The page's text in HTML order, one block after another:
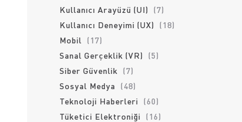
Kullanıcı Arayüzü (UI)
(7)
Kullanıcı Deneyimi (UX)
(18)
Mobil
(17)
Sanal Gerçeklik (VR)
(5)
Siber Güvenlik (7)
Sosyal Medya
(48)
Teknoloji Haberleri
(60)
Tüketici Elektroniği
(16)